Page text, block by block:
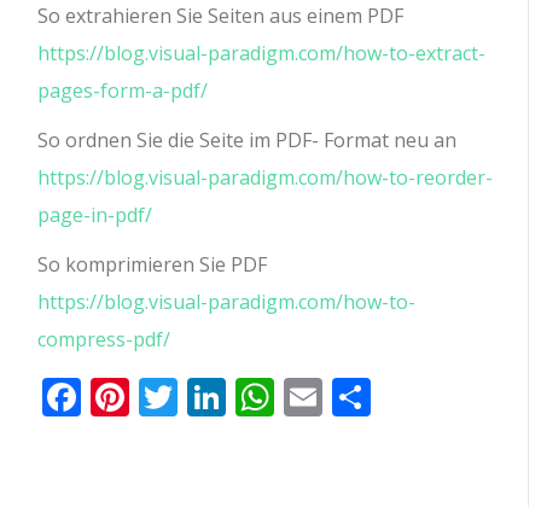
So extrahieren Sie Seiten aus einem PDF
https://blog.visual-paradigm.com/how-to-extract-
pages-form-a-pdf/
So ordnen Sie die Seite im PDF- Format neu an
https://blog.visual-paradigm.com/how-to-reorder-
page-in-pdf/
So komprimieren Sie PDF
https://blog.visual-paradigm.com/how-to-
compress-pdf/
Facebook
Pinterest
Twitter
LinkedIn
WhatsApp
Email